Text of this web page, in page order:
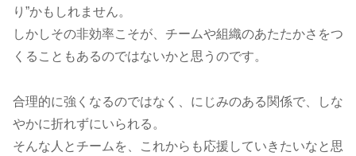
り”かもしれません。
しかしその非効率こそが、チームや組織のあたたかさをつ
くることもあるのではないかと思うのです。
合理的に強くなるのではなく、にじみのある関係で、しな
やかに折れずにいられる。
そんな人とチームを、これからも応援していきたいなと思